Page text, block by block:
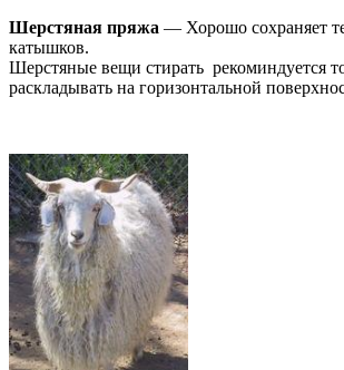
Шерстяная пряжа — Хорошо сохраняет
катышков.
Шерстяные вещи стирать рекоминдуется
раскладывать на горизонтальной